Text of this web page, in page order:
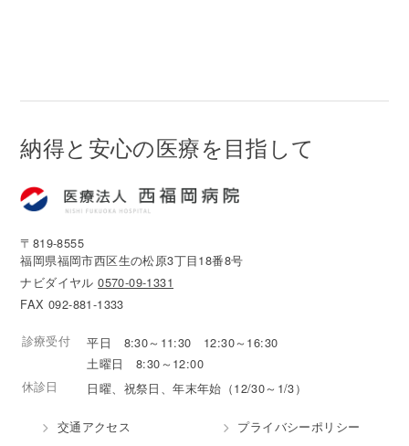
納得と安心の医療を目指して
〒819-8555
福岡県福岡市西区生の松原3丁目18番8号
ナビダイヤル0570-09-1331
FAX 092-881-1333
診療受付
平日 8:30～11:30 12:30～16:30
土曜日 8:30～12:00
休診日
日曜、祝祭日、年末年始（12/30～1/3）
交通アクセス プライバシーポリシー